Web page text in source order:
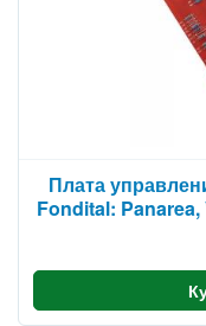
Плата
Fondital: